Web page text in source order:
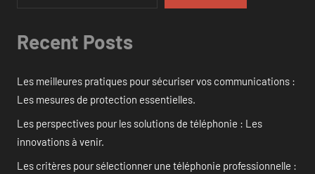
Recent Posts
Les meilleures pratiques pour sécuriser vos communications :
Les mesures de protection essentielles.
Les perspectives pour les solutions de téléphonie : Les
innovations à venir.
Les critères pour sélectionner une téléphonie professionnelle :